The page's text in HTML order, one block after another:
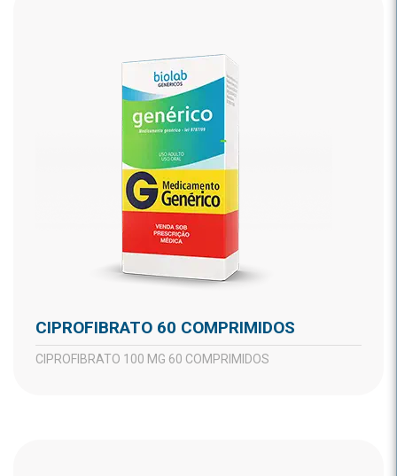
CIPROFIBRATO 60 COMPRIMIDOS
CIPROFIBRATO 100 MG 60 COMPRIMIDOS